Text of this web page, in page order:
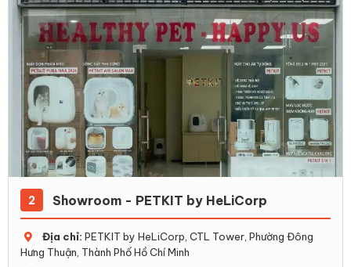
2 Showroom - PETKIT by HeLiCorp
Địa chỉ: PETKIT by HeLiCorp, CTL Tower, Phường Đông
Hưng Thuận, Thành Phố Hồ Chí Minh